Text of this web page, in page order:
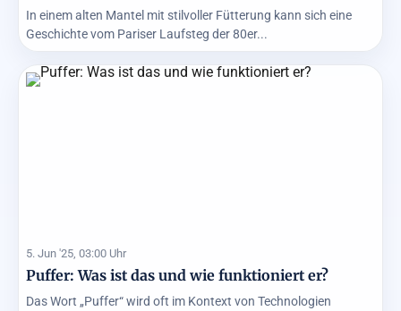
In einem alten Mantel mit stilvoller Fütterung kann sich eine
Geschichte vom Pariser Laufsteg der 80er...
5. Jun '25, 03:00 Uhr
Puffer: Was ist das und wie funktioniert er?
Das Wort „Puffer“ wird oft im Kontext von Technologien